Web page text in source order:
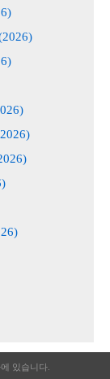
있습니다.